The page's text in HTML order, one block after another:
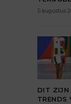
5 augustus
DIT ZIJN
TRENDS